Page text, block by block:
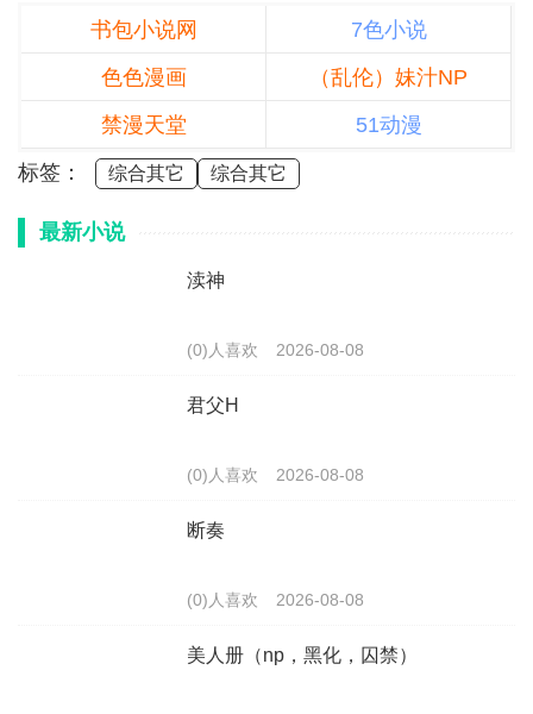
书包小说网
7色小说
色色漫画
（乱伦）妹汁NP
禁漫天堂
51动漫
标签：
综合其它 综合其它
最新小说
渎神
(0)人喜欢 2026-08-08
君父H
(0)人喜欢 2026-08-08
断奏
(0)人喜欢 2026-08-08
美人册（np，黑化，囚禁）